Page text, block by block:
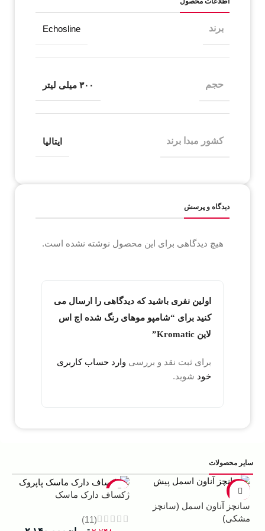
برند Echosline
حجم ۳۰۰ میلی لیتر
کشور مبدا برند ایتالیا
دیدگاه و پرسش
هیچ دیدگاهی برای این محصول نوشته نشده است.
اولین نفری باشید که دیدگاهی را ارسال می
کنید برای “شامپو موهای رنگ شده اچ اس
لاین Kromatic”
برای ثبت نقد و بررسی وارد حساب کاربری
خود شوید.
سایر محصولات
-13%
سانچز آناون اسمل (سانچز
مشکی)
-22%
ژکساف دارک ماسک
(11)